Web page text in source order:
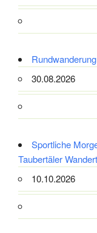
30.08.2026
Sportliche
Taubertäler
10.10.2026